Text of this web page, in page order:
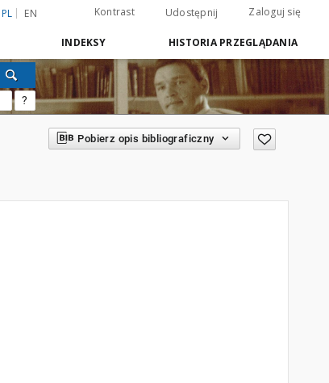
PL EN Kontrast Udostępnij Zaloguj się
INDEKSY HISTORIA PRZEGLĄDANIA
?
Pobierz opis bibliograficzny